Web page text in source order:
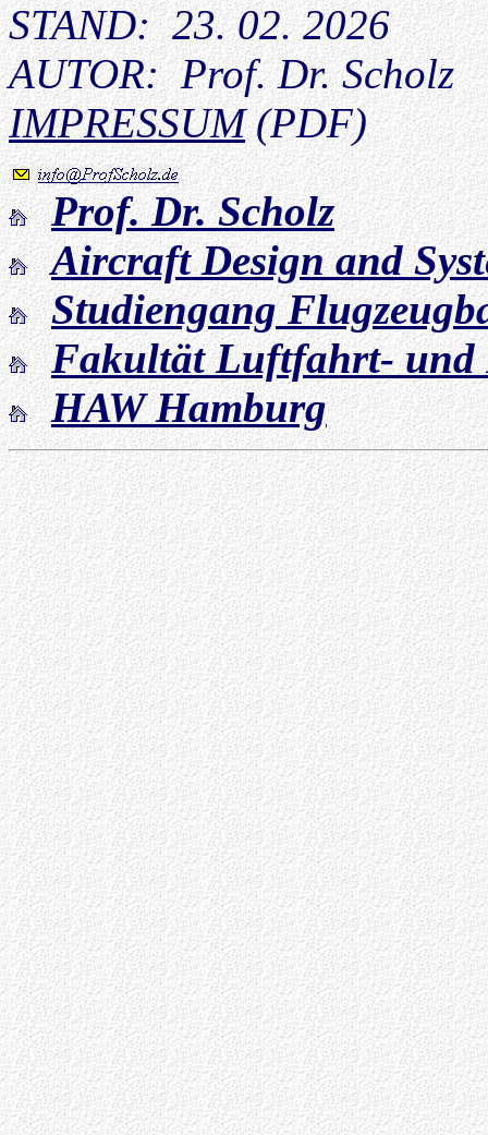
STAND: 23. 02. 2026
AUTOR: Prof. Dr. Scholz
IMPRESSUM(PDF)
Prof. Dr. Scholz
Aircraft Design and
Studiengang
Fakultät Luftfahrt- und
HAW Hamburg